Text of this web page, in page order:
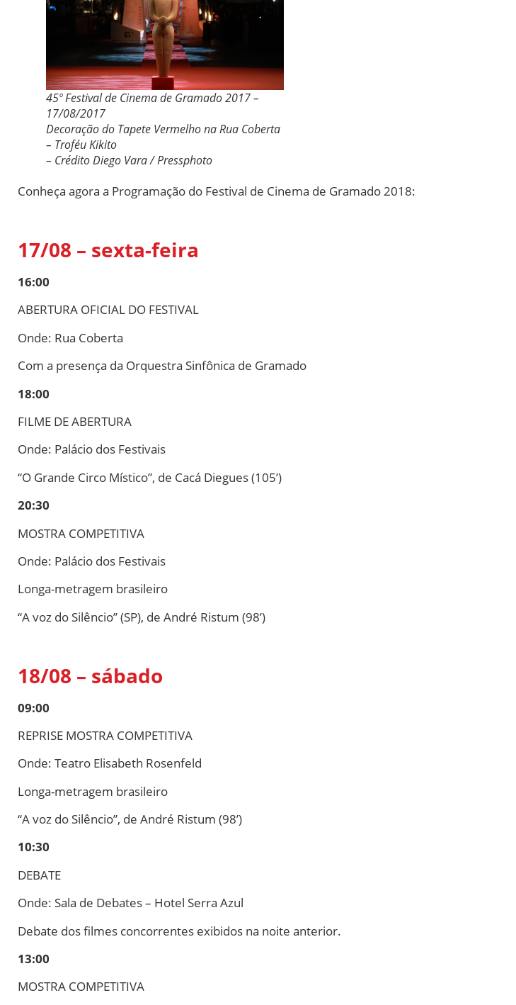
45º Festival de Cinema de Gramado 2017 –
17/08/2017
Decoração do Tapete Vermelho na Rua Coberta
– Troféu Kikito
– Crédito Diego Vara / Pressphoto
Conheça agora a Programação do Festival de Cinema de Gramado 2018:
17/08 – sexta-feira
16:00
ABERTURA OFICIAL DO FESTIVAL
Onde: Rua Coberta
Com a presença da Orquestra Sinfônica de Gramado
18:00
FILME DE ABERTURA
Onde: Palácio dos Festivais
“O Grande Circo Místico”, de Cacá Diegues (105’)
20:30
MOSTRA COMPETITIVA
Onde: Palácio dos Festivais
Longa-metragem brasileiro
“A voz do Silêncio” (SP), de André Ristum (98’)
18/08 – sábado
09:00
REPRISE MOSTRA COMPETITIVA
Onde: Teatro Elisabeth Rosenfeld
Longa-metragem brasileiro
“A voz do Silêncio”, de André Ristum (98’)
10:30
DEBATE
Onde: Sala de Debates – Hotel Serra Azul
Debate dos filmes concorrentes exibidos na noite anterior.
13:00
MOSTRA COMPETITIVA